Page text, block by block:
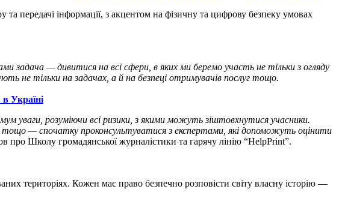
передачі інформації, з акцентом на фізичну та цифрову безпеку умовах
задача — дивитися на всі сфери, в яких ми беремо участь не тільки з огляду
не тільки на задачах, а й на безпеці отримувачів послуг тощо.
Україні
уваги, розуміючи всі ризики, з якими можуть зіштовхнутися учасники.
— спочатку проконсультуватися з експертами, які допоможуть оцінити
про Школу громадянської журналістики та гарячу лінію “HelpPrint”.
територіях. Кожен має право безпечно розповісти світу власну історію —